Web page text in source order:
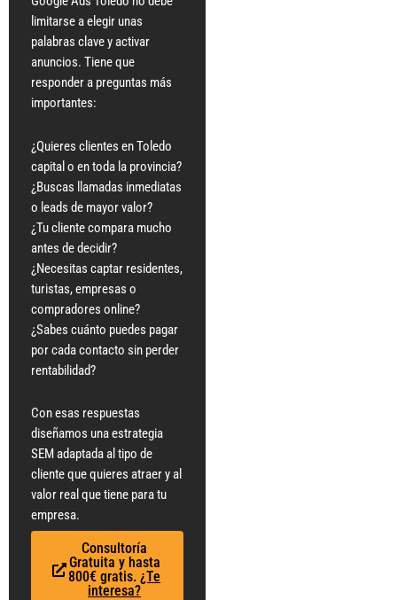
limitarse a elegir unas
palabras clave y activar
anuncios. Tiene que
responder a preguntas más
importantes:
¿Quieres clientes en Toledo
capital o en toda la provincia?
¿Buscas llamadas inmediatas
o leads de mayor valor?
¿Tu cliente compara mucho
antes de decidir?
¿Necesitas captar residentes,
turistas, empresas o
compradores online?
¿Sabes cuánto puedes pagar
por cada contacto sin perder
rentabilidad?
Con esas respuestas
diseñamos una estrategia
SEM adaptada al tipo de
cliente que quieres atraer y al
valor real que tiene para tu
empresa.
Consultoría
Gratuita y hasta
800€ gratis.¿Te
interesa?